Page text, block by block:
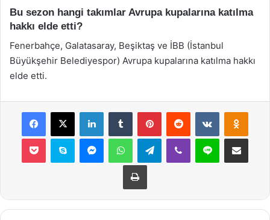
Bu sezon hangi takımlar Avrupa kupalarına katılma
hakkı elde etti?
Fenerbahçe, Galatasaray, Beşiktaş ve İBB (İstanbul
Büyükşehir Belediyespor) Avrupa kupalarına katılma hakkı
elde etti.
Facebook
X LinkedInTumblr PinterestReddit VKontakte
Pocket Skype MessengerWhatsAppTelegramViber Line E-Posta ile
Yazdır